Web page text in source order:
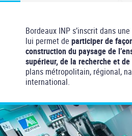
Bordeaux INP s’inscrit dans
lui permet de participer de
construction du paysage de
supérieur, de la recherche et de
plans métropolitain, régional,
international.